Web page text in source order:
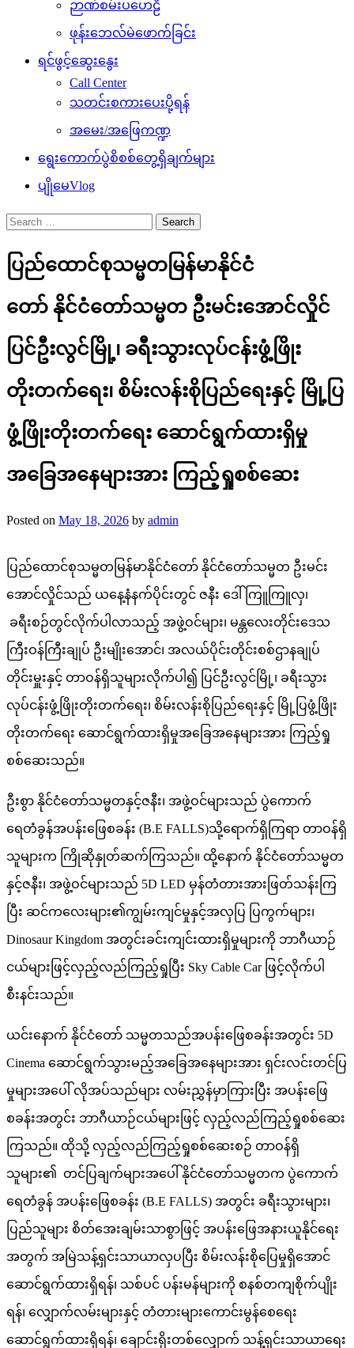
ဉာဏ်စမ်းပဟေဠိ
ဖုန်းဘေလ်မဲဖောက်ခြင်း
ရင်ဖွင့်ဆွေးနွေး
Call Center
သတင်းစကားပေးပို့ရန်
အမေး/အဖြေကဏ္ဍ
ရွေးကောက်ပွဲစိစစ်တွေ့ရှိချက်များ
ပျိုမေVlog
Search
for:
ပြည်ထောင်စုသမ္မတမြန်မာနိုင်ငံ
တော် နိုင်ငံတော်သမ္မတ ဦးမင်းအောင်လှိုင်
ပြင်ဦးလွင်မြို့၊ ခရီးသွားလုပ်ငန်းဖွံ့ဖြိုး
တိုးတက်ရေး၊ စိမ်းလန်းစိုပြည်ရေးနှင့် မြို့ပြ
ဖွံ့ဖြိုးတိုးတက်ရေး ဆောင်ရွက်ထားရှိမှု
အခြေအနေများအား ကြည့်ရှုစစ်ဆေး
Posted on May 18, 2026 by admin
ပြည်ထောင်စုသမ္မတမြန်မာနိုင်ငံတော် နိုင်ငံတော်သမ္မတ ဦးမင်း
အောင်လှိုင်သည် ယနေ့နံနက်ပိုင်းတွင် ဇနီး ဒေါ်ကြူကြူလှ၊
ခရီးစဉ်တွင်လိုက်ပါလာသည့် အဖွဲ့ဝင်များ၊ မန္တလေးတိုင်းဒေသ
ကြီးဝန်ကြီးချုပ် ဦးမျိုးအောင်၊ အလယ်ပိုင်းတိုင်းစစ်ဌာနချုပ်
တိုင်းမှူးနှင့် တာဝန်ရှိသူများလိုက်ပါ၍ ပြင်ဦးလွင်မြို့၊ ခရီးသွား
လုပ်ငန်းဖွံ့ဖြိုးတိုးတက်ရေး၊ စိမ်းလန်းစိုပြည်ရေးနှင့် မြို့ပြဖွံ့ဖြိုး
တိုးတက်ရေး ဆောင်ရွက်ထားရှိမှုအခြေအနေများအား ကြည့်ရှု
စစ်ဆေးသည်။
ဦးစွာ နိုင်ငံတော်သမ္မတနှင့်ဇနီး၊ အဖွဲ့ဝင်များသည် ပွဲကောက်
ရေတံခွန်အပန်းဖြေစခန်း (B.E FALLS)သို့ရောက်ရှိကြရာ တာဝန်ရှိ
သူများက ကြိုဆိုနှုတ်ဆက်ကြသည်။ ထို့နောက် နိုင်ငံတော်သမ္မတ
နှင့်ဇနီး၊ အဖွဲ့ဝင်များသည် 5D LED မှန်တံတားအားဖြတ်သန်းကြ
ပြီး ဆင်ကလေးများ၏ကျွမ်းကျင်မှုနှင့်အလှပြ ပြကွက်များ၊
Dinosaur Kingdom အတွင်းခင်းကျင်းထားရှိမှုများကို ဘာဂီယာဉ်
ငယ်များဖြင့်လှည့်လည်ကြည့်ရှုပြီး Sky Cable Car ဖြင့်လိုက်ပါ
စီးနင်းသည်။
ယင်းနောက် နိုင်ငံတော် သမ္မတသည်အပန်းဖြေစခန်းအတွင်း 5D
Cinema ဆောင်ရွက်သွားမည့်အခြေအနေများအား ရှင်းလင်းတင်ပြ
မှုများအပေါ် လိုအပ်သည်များ လမ်းညွှန်မှာကြားပြီး အပန်းဖြေ
စခန်းအတွင်း ဘာဂီယာဉ်ငယ်များဖြင့် လှည့်လည်ကြည့်ရှုစစ်ဆေး
ကြသည်။ ထိုသို့ လှည့်လည်ကြည့်ရှုစစ်ဆေးစဉ် တာဝန်ရှိ
သူများ၏ တင်ပြချက်များအပေါ် နိုင်ငံတော်သမ္မတက ပွဲကောက်
ရေတံခွန် အပန်းဖြေစခန်း (B.E FALLS) အတွင်း ခရီးသွားများ၊
ပြည်သူများ စိတ်အေးချမ်းသာစွာဖြင့် အပန်းဖြေအနားယူနိုင်ရေး
အတွက် အမြဲသန့်ရှင်းသာယာလှပပြီး စိမ်းလန်းစိုပြေမှုရှိအောင်
ဆောင်ရွက်ထားရှိရန်၊ သစ်ပင် ပန်းမန်များကို စနစ်တကျစိုက်ပျိုး
ရန်၊ လျှောက်လမ်းများနှင့် တံတားများကောင်းမွန်စေရေး
ဆောင်ရွက်ထားရှိရန်၊ ချောင်းရိုးတစ်လျှောက် သန့်ရှင်းသာယာရေး